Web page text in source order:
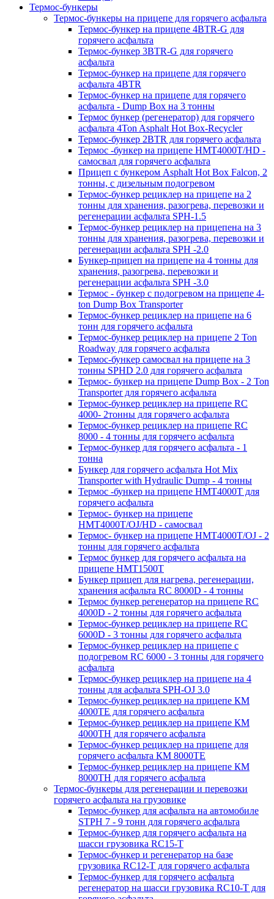
Термос-бункеры
Термос-бункеры на прицепе для горячего асфальта
Термос-бункер на прицепе 4BTR-G для
горячего асфальта
Термос-бункер 3BTR-G для горячего
асфальта
Термос-бункер на прицепе для горячего
асфальта 4BTR
Термос-бункер на прицепе для горячего
асфальта - Dump Box на 3 тонны
Термос бункер (регенератор) для горячего
асфальта 4Ton Asphalt Hot Box-Recycler
Термос-бункер 2BTR для горячего асфальта
Термос -бункер на прицепе HMT4000T/HD -
самосвал для горячего асфальта
Прицеп с бункером Asphalt Hot Box Falcon, 2
тонны, с дизельным подогревом
Термос-бункер рециклер на прицепе на 2
тонны для хранения, разогрева, перевозки и
регенерации асфальта SPH-1.5
Термос-бункер рециклер на прицепена на 3
тонны для хранения, разогрева, перевозки и
регенерации асфальта SPH -2.0
Бункер-прицеп на прицепе на 4 тонны для
хранения, разогрева, перевозки и
регенерации асфальта SPH -3.0
Термос - бункер с подогревом на прицепе 4-
ton Dump Box Transporter
Термос-бункер рециклер на прицепе на 6
тонн для горячего асфальта
Термос-бункер рециклер на прицепе 2 Ton
Roadway для горячего асфальта
Термос-бункер самосвал на прицепе на 3
тонны SPHD 2.0 для горячего асфальта
Термос- бункер на прицепе Dump Box - 2 Ton
Transporter для горячего асфальта
Термос-бункер рециклер на прицепе RC
4000- 2тонны для горячего асфальта
Термос-бункер рециклер на прицепе RC
8000 - 4 тонны для горячего асфальта
Термос-бункер для горячего асфальта - 1
тонна
Бункер для горячего асфальта Hot Mix
Transporter with Hydraulic Dump - 4 тонны
Термос -бункер на прицепе HMT4000T для
горячего асфальта
Термос- бункер на прицепе
HMT4000T/OJ/HD - самосвал
Термос- бункер на прицепе HMT4000T/OJ - 2
тонны для горячего асфальта
Термос бункер для горячего асфальта на
прицепе HMT1500T
Бункер прицеп для нагрева, регенерации,
хранения асфальта RC 8000D - 4 тонны
Термос бункер регенератор на прицепе RC
4000D - 2 тонны для горячего асфальта
Термос-бункер рециклер на прицепе RC
6000D - 3 тонны для горячего асфальта
Термос-бункер рециклер на прицепе с
подогревом RC 6000 - 3 тонны для горячего
асфальта
Термос-бункер рециклер на прицепе на 4
тонны для асфальта SPH-OJ 3.0
Термос-бункер рециклер на прицепе КМ
4000ТЕ для горячего асфальта
Термос-бункер рециклер на прицепе КМ
4000ТН для горячего асфальта
Термос-бункер рециклер на прицепе для
горячего асфальта КМ 8000ТЕ
Термос-бункер рециклер на прицепе КМ
8000ТH для горячего асфальта
Термос-бункеры для регенерации и перевозки
горячего асфальта на грузовике
Термос-бункер для асфальта на автомобиле
STPH 7 - 9 тонн для горячего асфальта
Термос-бункер для горячего асфальта на
шасси грузовика RC15-T
Термос-бункер и регенератор на базе
грузовика RC12-T для горячего асфальта
Термос-бункер для горячего асфальта
регенератор на шасси грузовика RC10-T для